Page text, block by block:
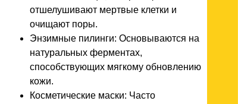
отшелушивают мертвые клетки и
очищают поры.
Энзимные пилинги: Основываются на
натуральных ферментах,
способствующих мягкому обновлению
кожи.
Косметические маски: Часто